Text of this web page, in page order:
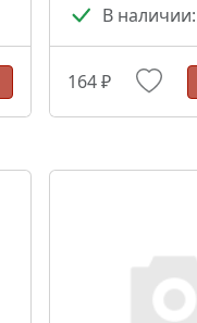
В наличии:
164 ₽